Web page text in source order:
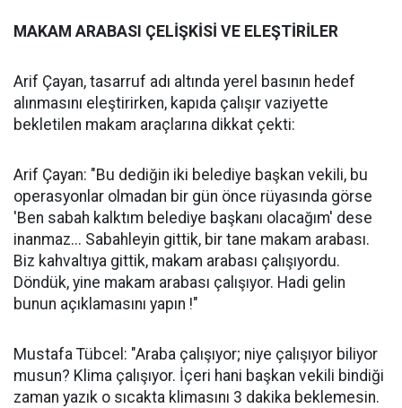
MAKAM ARABASI ÇELİŞKİSİ VE ELEŞTİRİLER
Arif Çayan, tasarruf adı altında yerel basının hedef
alınmasını eleştirirken, kapıda çalışır vaziyette
bekletilen makam araçlarına dikkat çekti:
Arif Çayan: "Bu dediğin iki belediye başkan vekili, bu
operasyonlar olmadan bir gün önce rüyasında görse
'Ben sabah kalktım belediye başkanı olacağım' dese
inanmaz... Sabahleyin gittik, bir tane makam arabası.
Biz kahvaltıya gittik, makam arabası çalışıyordu.
Döndük, yine makam arabası çalışıyor. Hadi gelin
bunun açıklamasını yapın !"
Mustafa Tübcel: "Araba çalışıyor; niye çalışıyor biliyor
musun? Klima çalışıyor. İçeri hani başkan vekili bindiği
zaman yazık o sıcakta klimasını 3 dakika beklemesin.